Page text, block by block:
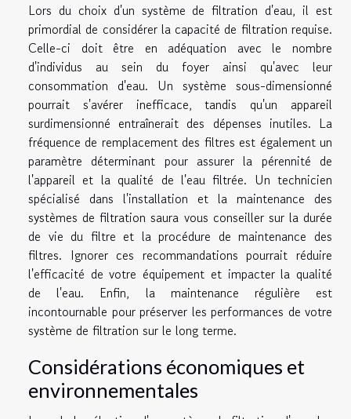
Lors du choix d'un système de filtration d'eau, il est
primordial de considérer la capacité de filtration requise.
Celle-ci doit être en adéquation avec le nombre
d'individus au sein du foyer ainsi qu'avec leur
consommation d'eau. Un système sous-dimensionné
pourrait s'avérer inefficace, tandis qu'un appareil
surdimensionné entraînerait des dépenses inutiles. La
fréquence de remplacement des filtres est également un
paramètre déterminant pour assurer la pérennité de
l'appareil et la qualité de l'eau filtrée. Un technicien
spécialisé dans l'installation et la maintenance des
systèmes de filtration saura vous conseiller sur la durée
de vie du filtre et la procédure de maintenance des
filtres. Ignorer ces recommandations pourrait réduire
l'efficacité de votre équipement et impacter la qualité
de l'eau. Enfin, la maintenance régulière est
incontournable pour préserver les performances de votre
système de filtration sur le long terme.
Considérations économiques et
environnementales